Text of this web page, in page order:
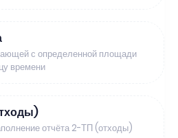
с определенной площади
времени
отчёта 2-ТП (отходы)